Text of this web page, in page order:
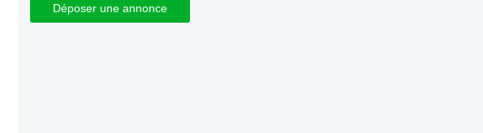
Déposer une annonce